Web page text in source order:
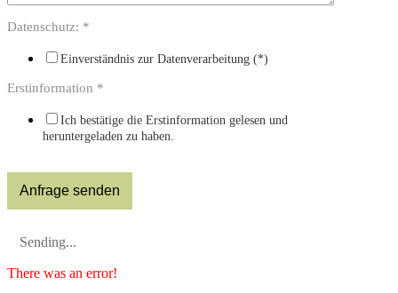
Datenschutz: *
Einverständnis zur Datenverarbeitung (*)
Erstinformation *
Ich bestätige die Erstinformation gelesen und
heruntergeladen zu haben.
Sending...
There was an error!